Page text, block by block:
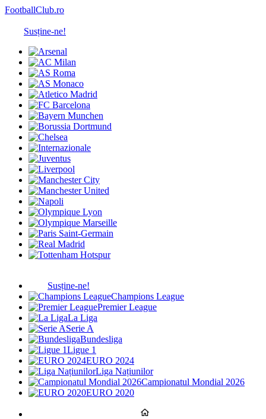
FootballClub.ro
Susține-ne!
Susține-ne!
Champions League
Premier League
La Liga
Serie A
Bundesliga
Ligue 1
EURO 2024
Liga Națiunilor
Campionatul Mondial 2026
EURO 2020